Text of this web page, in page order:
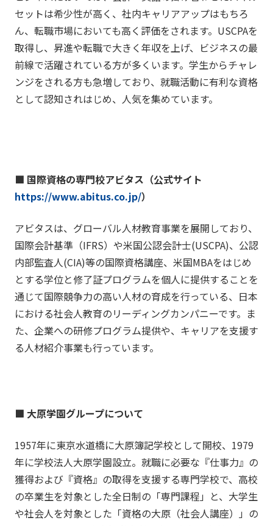
セットは希少性が高く、社内キャリアアップはもちろ
ん、転職市場においても高く評価をされます。USCPAを
取得し、昇進や転職で大きく年収を上げ、ビジネスの最
前線で活躍されている方が多くいます。学生からチャレ
ンジをされる方も急増しており、就職活動に有利な資格
として認知されはじめ、人気を集めています。
■ 国際資格の専門校アビタス（公式サイト
https://www.abitus.co.jp/）
アビタスは、グローバル人材教育事業を展開しており、
国際会計基準（IFRS）や米国公認会計士(USCPA)、公認
内部監査人(CIA)等の国際資格講座、米国MBAをはじめ
とする学位と修了証プログラムを個人に提供することを
通じて国際競争力の高い人材の育成を行っている、日本
における社会人教育のリーディングカンパニーです。ま
た、企業への研修プログラム提供や、キャリアを支援す
る人材紹介事業も行っています。
■ 大原学園グループについて
1957年に東京水道橋に大原簿記学校として開校、1979
年に学校法人大原学園設立。就職に必要な『仕事力』の
獲得および『資格』の取得を支援する専門学校で、高校
の卒業生を対象とした全日制の「専門課程」と、大学生
や社会人を対象とした「資格の大原（社会人講座）」の